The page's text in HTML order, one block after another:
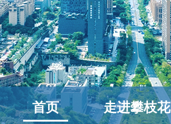
首页 走进攀枝花